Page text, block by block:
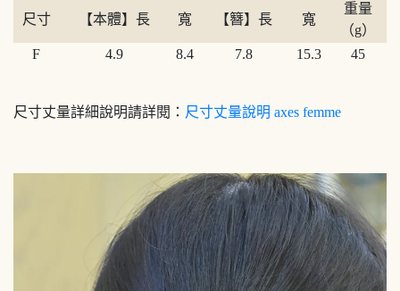
尺寸 【本體】長 寬 【簪】長 寬
重量
（g）
F
4.9 8.4 7.8 15.3 45
尺寸丈量詳細說明請詳閱： 尺寸丈量說明 axes femme